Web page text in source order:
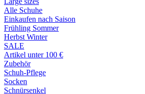
Alle Schuhe
Einkaufen nach Saison
Frühling Sommer
Herbst Winter
SALE
Artikel unter 100 €
Zubehör
Schuh-Pflege
Socken
Schnürsenkel